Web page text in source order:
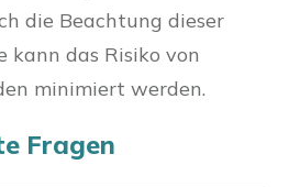
die Beachtung dieser
kann das Risiko von
minimiert werden.
Fragen